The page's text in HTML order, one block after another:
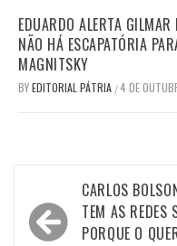
EDUARDO ALERTA
NÃO HÁ ESCAPATÓRIA
MAGNITSKY
BYEDITORIAL PÁTRIA /4 DE
Navegação
de
CARLOS
TEM AS REDES
PORQUE O